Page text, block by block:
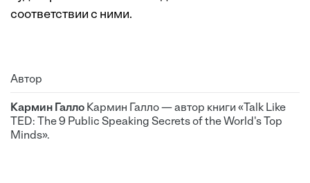
соответствии с ними.
Автор
Кармин Галло Кармин Галло — автор книги «Talk Like
TED: The 9 Public Speaking Secrets of the World's Top
Minds».